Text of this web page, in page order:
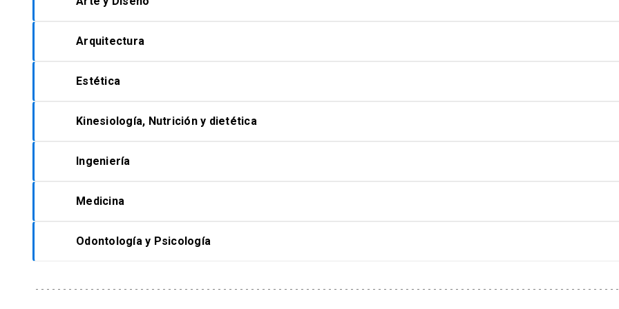
Los postulantes deben presentar carpeta de trabajos realizados al momento de la evaluación.
Arquitectura
Exige la preparación de un portafolio de trabajos, el cual debe ser entregado en la etapa de evaluaciones.
Currículum vitae con énfasis en trayectoria académica.
Estética
Currículum vitae con énfasis en trayectoria académica.
Kinesiología, Nutrición y dietética
Dos cartas de referencias de docentes de la carrera que cursa en la universidad de origen.
Ingeniería
Certificado de resultados PDT o PAES (indicar prueba de Ciencias que rindió).
Medicina
Certificados de notas de los estudios realizados en la enseñanza media.
Odontología y Psicología
Certificado con los resultados de la PDT o PAES.